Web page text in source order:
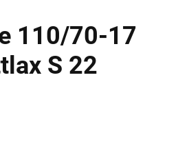
110/70-17
S 22